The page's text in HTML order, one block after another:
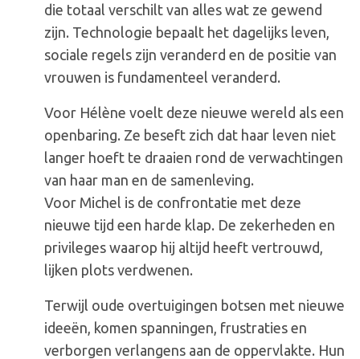
die totaal verschilt van alles wat ze gewend
zijn. Technologie bepaalt het dagelijks leven,
sociale regels zijn veranderd en de positie van
vrouwen is fundamenteel veranderd.
Voor Hélène voelt deze nieuwe wereld als een
openbaring. Ze beseft zich dat haar leven niet
langer hoeft te draaien rond de verwachtingen
van haar man en de samenleving.
Voor Michel is de confrontatie met deze
nieuwe tijd een harde klap. De zekerheden en
privileges waarop hij altijd heeft vertrouwd,
lijken plots verdwenen.
Terwijl oude overtuigingen botsen met nieuwe
ideeën, komen spanningen, frustraties en
verborgen verlangens aan de oppervlakte. Hun